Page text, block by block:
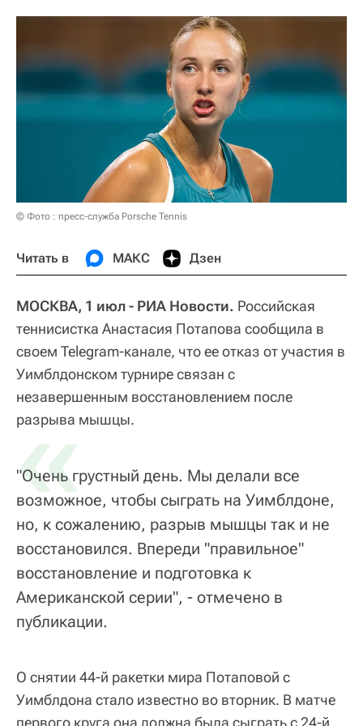
© Фото : пресс-служба Porsche Tennis
Читать в МАКС Дзен
МОСКВА, 1 июл - РИА Новости. Российская
теннисистка Анастасия Потапова сообщила в
своем Telegram-канале, что ее отказ от участия в
Уимблдонском турнире связан с
незавершенным восстановлением после
разрыва мышцы.
«
"Очень грустный день. Мы делали все
возможное, чтобы сыграть на Уимблдоне,
но, к сожалению, разрыв мышцы так и не
восстановился. Впереди "правильное"
восстановление и подготовка к
Американской серии", - отмечено в
публикации.
О снятии 44-й ракетки мира Потаповой с
Уимблдона стало известно во вторник. В матче
первого круга она должна была сыграть с 24-й